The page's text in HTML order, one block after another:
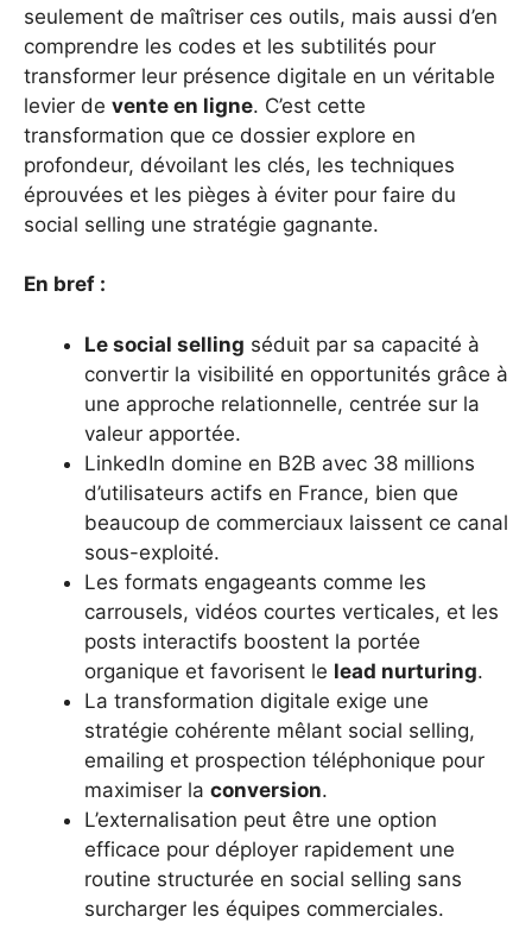
seulement de maîtriser ces outils, mais aussi d’en
comprendre les codes et les subtilités pour
transformer leur présence digitale en un véritable
levier de vente en ligne. C’est cette
transformation que ce dossier explore en
profondeur, dévoilant les clés, les techniques
éprouvées et les pièges à éviter pour faire du
social selling une stratégie gagnante.
En bref :
Le social selling séduit par sa capacité à
convertir la visibilité en opportunités grâce à
une approche relationnelle, centrée sur la
valeur apportée.
LinkedIn domine en B2B avec 38 millions
d’utilisateurs actifs en France, bien que
beaucoup de commerciaux laissent ce canal
sous-exploité.
Les formats engageants comme les
carrousels, vidéos courtes verticales, et les
posts interactifs boostent la portée
organique et favorisent le lead nurturing.
La transformation digitale exige une
stratégie cohérente mêlant social selling,
emailing et prospection téléphonique pour
maximiser la conversion.
L’externalisation peut être une option
efficace pour déployer rapidement une
routine structurée en social selling sans
surcharger les équipes commerciales.